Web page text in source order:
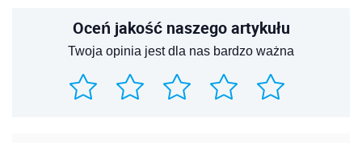
Oceń jakość naszego artykułu
Twoja opinia jest dla nas bardzo ważna